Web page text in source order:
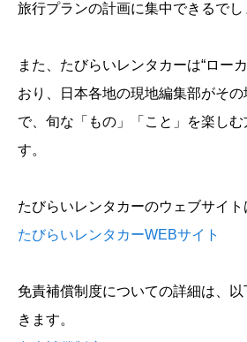
旅行プランの計画に集中できるでし
また、たびらいレンタカーは“ロー
おり、日本各地の現地編集部がそ
で、旬な「もの」「こと」を楽しむ
す。
たびらいレンタカーのウェブサイト
たびらいレンタカーWEBサイト
免責補償制度についての詳細は、
きます。